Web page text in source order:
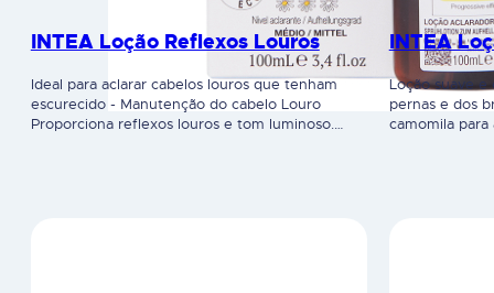
INTEA Loção Reflexos Louros
Ideal para aclarar cabelos louros que tenham
escurecido - Manutenção do cabelo Louro
Proporciona reflexos louros e tom luminoso.
INTEA
Loção suave e
pernas e dos
camomila